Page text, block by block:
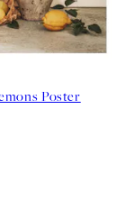
Poster